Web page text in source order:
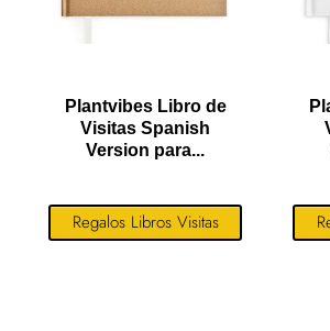
Plantvibes Libro de
Visitas Spanish
Version para...
Regalos Libros Visitas